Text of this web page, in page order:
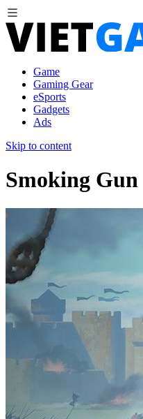
Game
Gaming Gear
eSports
Gadgets
Ads
Skip to content
Smoking Gun